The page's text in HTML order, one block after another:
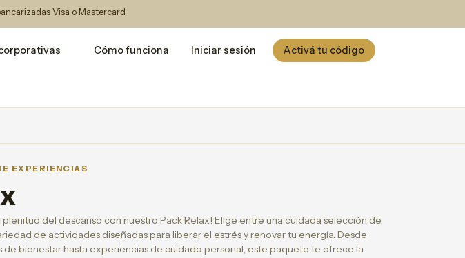
Visa o Mastercard
Cómo funciona Iniciar sesión Activá tu código
EXPERIENCIAS
plenitud del descanso con nuestro Pack Relax! Elige entre una cuidada selección de
de actividades diseñadas para liberar el estrés y renovar tu energía. Desde
de bienestar hasta experiencias de cuidado personal, este paquete te ofrece la